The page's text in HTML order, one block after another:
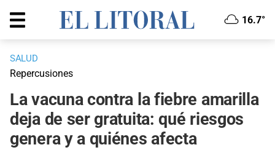
16.7°
SALUD
Repercusiones
La vacuna contra la fiebre amarilla
deja de ser gratuita: qué riesgos
genera y a quiénes afecta